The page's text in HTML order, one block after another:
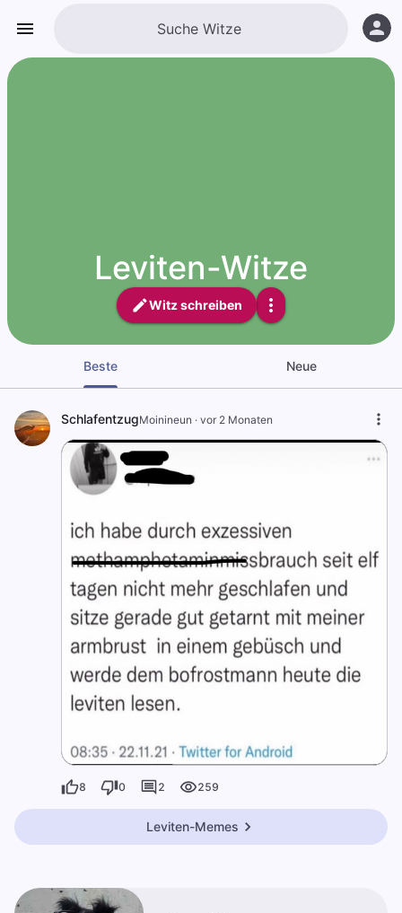
Leviten-Witze
Witz schreiben
Beste Neue
SchlafentzugMoinineun · vor 2 Monaten
8 0 2 259
Leviten-Memes